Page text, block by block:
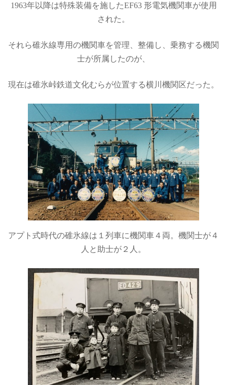
1963年以降は特殊装備を施したEF63 形電気機関車が使用
された。
それら碓氷線専用の機関車を管理、整備し、乗務する機関
士が所属したのが、
現在は碓氷峠鉄道文化むらが位置する横川機関区だった。
アプト式時代の碓氷線は１列車に機関車４両。機関士が４
人と助士が２人。